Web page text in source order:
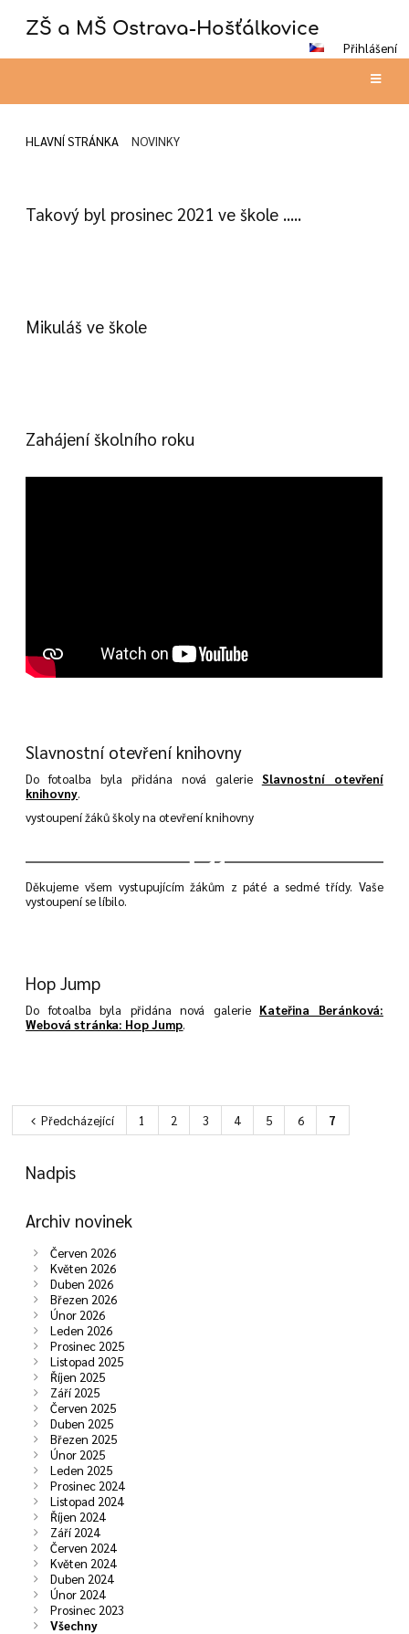
ZŠ a MŠ Ostrava-Hošťálkovice
Přihlášení
HLAVNÍ STRÁNKA NOVINKY
Takový byl prosinec 2021 ve škole .....
Mikuláš ve škole
Zahájení školního roku
Slavnostní otevření knihovny
Do fotoalba byla přidána nová galerie Slavnostní otevření
knihovny.
vystoupení žáků školy na otevření knihovny
11
Děkujeme všem vystupujícím žákům z páté a sedmé třídy. Vaše
vystoupení se líbilo.
Hop Jump
Do fotoalba byla přidána nová galerie Kateřina Beránková:
Webová stránka: Hop Jump.
Předcházející 1 2 3 4 5 6 7
Nadpis
Archiv novinek
Červen 2026
Květen 2026
Duben 2026
Březen 2026
Únor 2026
Leden 2026
Prosinec 2025
Listopad 2025
Říjen 2025
Září 2025
Červen 2025
Duben 2025
Březen 2025
Únor 2025
Leden 2025
Prosinec 2024
Listopad 2024
Říjen 2024
Září 2024
Červen 2024
Květen 2024
Duben 2024
Únor 2024
Prosinec 2023
Všechny